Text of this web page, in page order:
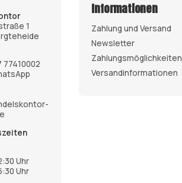
1
77410002
Uhr
Uhr
Informationen
Zahlung und Versand
Newsletter
Zahlungsmöglichkeiten
Versandinformationen